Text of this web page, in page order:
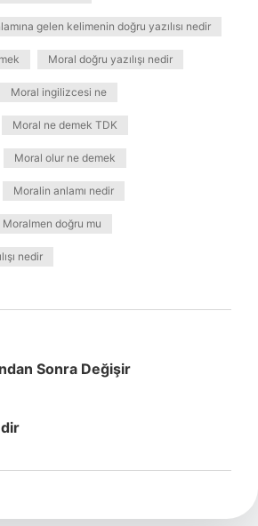
gelen kelimenin doğru yazılısı nedir
Moral doğru yazılışı nedir
Moral ingilizcesi ne
Moral ne demek TDK
Moral olur ne demek
Moralin anlamı nedir
Moralmen doğru mu
nedir
Sonra Değişir